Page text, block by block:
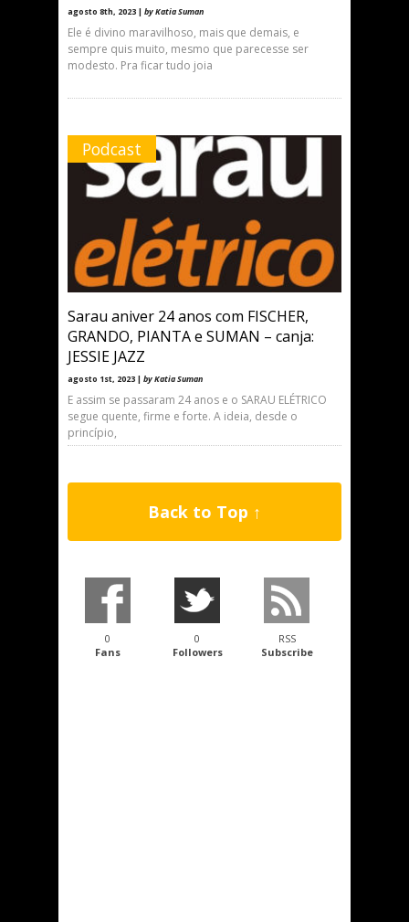
agosto 8th, 2023 | by Katia Suman
Ele é divino maravilhoso, mais que demais, e
sempre quis muito, mesmo que parecesse ser
modesto. Pra ficar tudo joia
Podcast
Sarau aniver 24 anos com FISCHER,
GRANDO, PIANTA e SUMAN – canja:
JESSIE JAZZ
agosto 1st, 2023 | by Katia Suman
E assim se passaram 24 anos e o SARAU ELÉTRICO
segue quente, firme e forte. A ideia, desde o
princípio,
Back to Top ↑
0
Fans
0
Followers
RSS
Subscribe